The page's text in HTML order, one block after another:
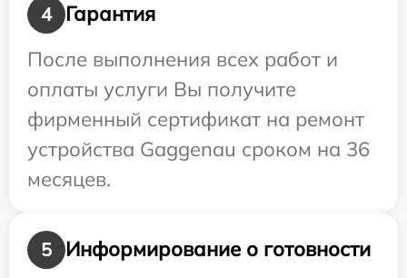
4
Гарантия
После выполнения всех работ и
оплаты услуги Вы получите
фирменный сертификат на ремонт
устройства Gaggenau сроком на 36
месяцев.
5
Информирование о готовности